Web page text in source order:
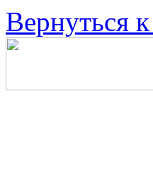
Вернуться